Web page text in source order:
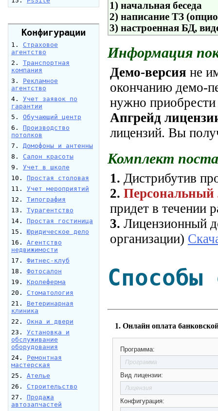
Конфигурации
1. Страховое
агентство
2. Транспортная
компания
3. Рекламное
агентство
4. Учет заявок по
гарантии
5. Обучающий центр
6. Производство
потолков
7. Домофоны и антенны
8. Салон красоты
9. Учет в школе
10. Простая столовая
11. Учет мероприятий
12. Типография
13. Турагентство
14. Простая гостиница
15. Юридическое дело
16. Агентство
недвижимости
17. Фитнес-клуб
18. Фотосалон
19. Кролеферма
20. Стоматология
21. Ветеринарная
клиника
22. Окна и двери
23. Установка и
обслуживание
оборудования
24. Ремонтная
мастерская
25. Ателье
26. Строительство
27. Продажа
автозапчастей
1) начальная беседа
2) написание ТЗ
3) настроенная БД,
Информация
Демо-версия не
окончанию демо-
нужно
Апгрейд
лицензий. Вы
Комплект
1. Дистрибутив
2. Персональный
придет в течении
3. Лицензионный
организации)
Способы
1. Онлайн оплата
Программа:
Вид лицензии:
Конфигурация: